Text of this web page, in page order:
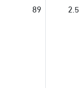
2.5
89